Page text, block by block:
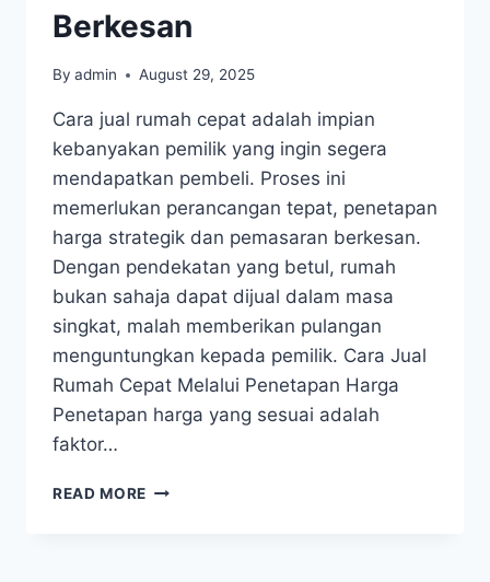
Berkesan
By admin August 29, 2025
Cara jual rumah cepat adalah impian
kebanyakan pemilik yang ingin segera
mendapatkan pembeli. Proses ini
memerlukan perancangan tepat, penetapan
harga strategik dan pemasaran berkesan.
Dengan pendekatan yang betul, rumah
bukan sahaja dapat dijual dalam masa
singkat, malah memberikan pulangan
menguntungkan kepada pemilik. Cara Jual
Rumah Cepat Melalui Penetapan Harga
Penetapan harga yang sesuai adalah
faktor…
READ MORE